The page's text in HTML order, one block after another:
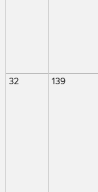
32
139